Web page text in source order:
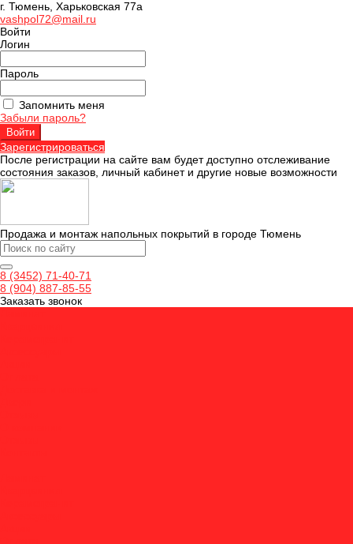
г. Тюмень, Харьковская 77а
vashpol72@mail.ru
Войти
Логин
Пароль
Запомнить меня
Забыли пароль?
Зарегистрироваться
После регистрации на сайте вам будет доступно отслеживание
состояния заказов, личный кабинет и другие новые возможности
Продажа и монтаж напольных покрытий в городе Тюмень
8 (3452) 71-40-71
8 (904) 887-85-55
Заказать звонок